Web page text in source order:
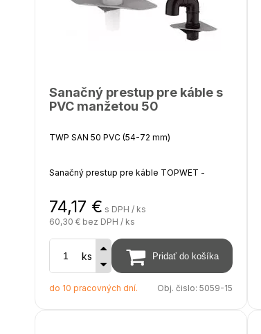
Sanačný prestup pre káble s
PVC manžetou 50
TWP SAN 50 PVC (54-72 mm)
Sanačný prestup pre káble TOPWET -
izoláciu 200 mm, na objednávku možnosť
predĺženia až do 2000 mm
74,17 € s DPH / ks
60,30 € bez DPH / ks
ks
do 10 pracovných dní. Obj. čislo:5059-15